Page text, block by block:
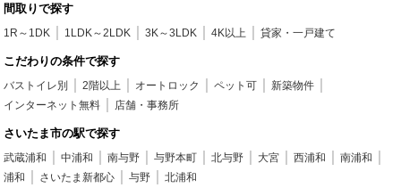
間取りで探す
1R～1DK 1LDK～2LDK 3K～3LDK 4K以上 貸家・一戸建て
こだわりの条件で探す
バストイレ別 2階以上 オートロック ペット可
新築物件
インターネット無料
店舗・事務所
さいたま市の駅で探す
武蔵浦和 中浦和 南与野 与野本町 北与野 大宮 西浦和
南浦和
浦和
さいたま新都心 与野 北浦和